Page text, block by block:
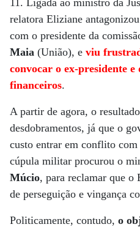
11. Ligada ao ministro da
relatora Eliziane
com o presidente da
Maia (União), e viu
convocar o ex-presidente e
financeiros.
A partir de agora, o
desdobramentos, já que o
custo entrar em conflito com
cúpula militar procurou o
Múcio, para reclamar que o
de perseguição e vingança
Politicamente, contudo, o